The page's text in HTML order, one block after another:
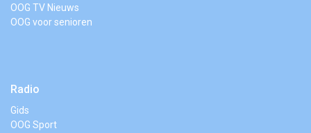
OOG TV Nieuws
OOG voor senioren
Radio
Gids
OOG Sport